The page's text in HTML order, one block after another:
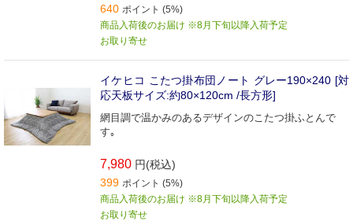
640 ポイント (5%)
商品入荷後のお届け ※8月下旬以降入荷予定
お取り寄せ
イケヒコ こたつ掛布団ノート グレー190×240 [対
応天板サイズ:約80×120cm /長方形]
網目調で温かみのあるデザインのこたつ掛ふとんで
す｡
7,980 円(税込)
399 ポイント (5%)
商品入荷後のお届け ※8月下旬以降入荷予定
お取り寄せ